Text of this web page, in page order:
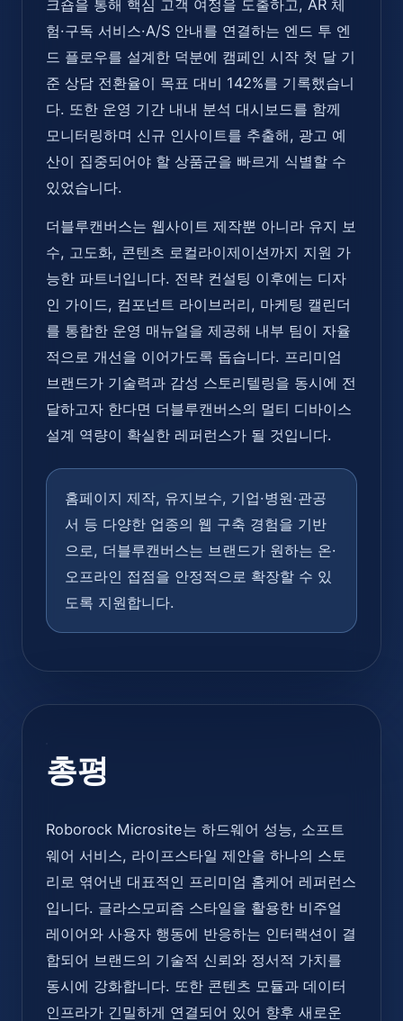
크숍을 통해 핵심 고객 여정을 도출하고, AR 체
험·구독 서비스·A/S 안내를 연결하는 엔드 투 엔
드 플로우를 설계한 덕분에 캠페인 시작 첫 달 기
준 상담 전환율이 목표 대비 142%를 기록했습니
다. 또한 운영 기간 내내 분석 대시보드를 함께
모니터링하며 신규 인사이트를 추출해, 광고 예
산이 집중되어야 할 상품군을 빠르게 식별할 수
있었습니다.
더블루캔버스는 웹사이트 제작뿐 아니라 유지 보
수, 고도화, 콘텐츠 로컬라이제이션까지 지원 가
능한 파트너입니다. 전략 컨설팅 이후에는 디자
인 가이드, 컴포넌트 라이브러리, 마케팅 캘린더
를 통합한 운영 매뉴얼을 제공해 내부 팀이 자율
적으로 개선을 이어가도록 돕습니다. 프리미엄
브랜드가 기술력과 감성 스토리텔링을 동시에 전
달하고자 한다면 더블루캔버스의 멀티 디바이스
설계 역량이 확실한 레퍼런스가 될 것입니다.
홈페이지 제작, 유지보수, 기업·병원·관공
서 등 다양한 업종의 웹 구축 경험을 기반
으로, 더블루캔버스는 브랜드가 원하는 온·
오프라인 접점을 안정적으로 확장할 수 있
도록 지원합니다.
총평
Roborock Microsite는 하드웨어 성능, 소프트
웨어 서비스, 라이프스타일 제안을 하나의 스토
리로 엮어낸 대표적인 프리미엄 홈케어 레퍼런스
입니다. 글라스모피즘 스타일을 활용한 비주얼
레이어와 사용자 행동에 반응하는 인터랙션이 결
합되어 브랜드의 기술적 신뢰와 정서적 가치를
동시에 강화합니다. 또한 콘텐츠 모듈과 데이터
인프라가 긴밀하게 연결되어 있어 향후 새로운